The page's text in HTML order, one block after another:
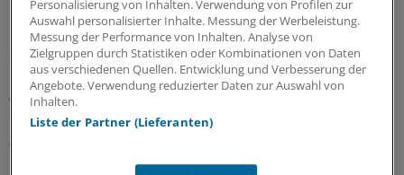
Rund 7 Prozent der Bundesbürgerinnen und Bürger
über 16 Jahre haben einer Studie zufolge chronische
Schmerzen, die den Alltag stark beeinträchtigen. Auch
psychische und soziale Faktoren scheinen beim so
genannten High-Impact Chronic Pain eine Rolle zu
spielen.
05.08.2026
Personalisierung von Inhalten. Verwendung von Profilen zur
Auswahl personalisierter Inhalte. Messung der Werbeleistung.
Messung der Performance von Inhalten. Analyse von
Zielgruppen durch Statistiken oder Kombinationen von Daten
aus verschiedenen Quellen. Entwicklung und Verbesserung der
Angebote. Verwendung reduzierter Daten zur Auswahl von
Inhalten.
Liste der Partner (Lieferanten)